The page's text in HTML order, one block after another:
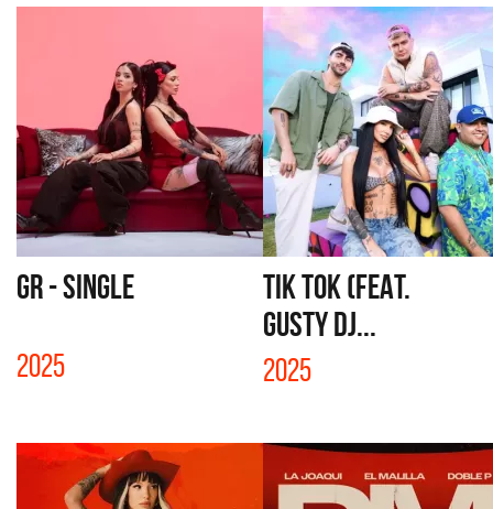
GR - SINGLE
2025
TIK TOK (FEAT.
GUSTY DJ...
2025